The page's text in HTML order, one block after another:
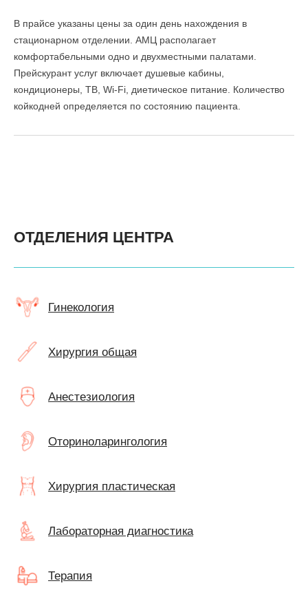
В прайсе указаны цены за один день нахождения в
стационарном отделении. АМЦ располагает
комфортабельными одно и двухместными палатами.
Прейскурант услуг включает душевые кабины,
кондиционеры, ТВ, Wi-Fi, диетическое питание. Количество
койкодней определяется по состоянию пациента.
ОТДЕЛЕНИЯ ЦЕНТРА
Гинекология
Хирургия общая
Анестезиология
Оториноларингология
Хирургия пластическая
Лабораторная диагностика
Терапия